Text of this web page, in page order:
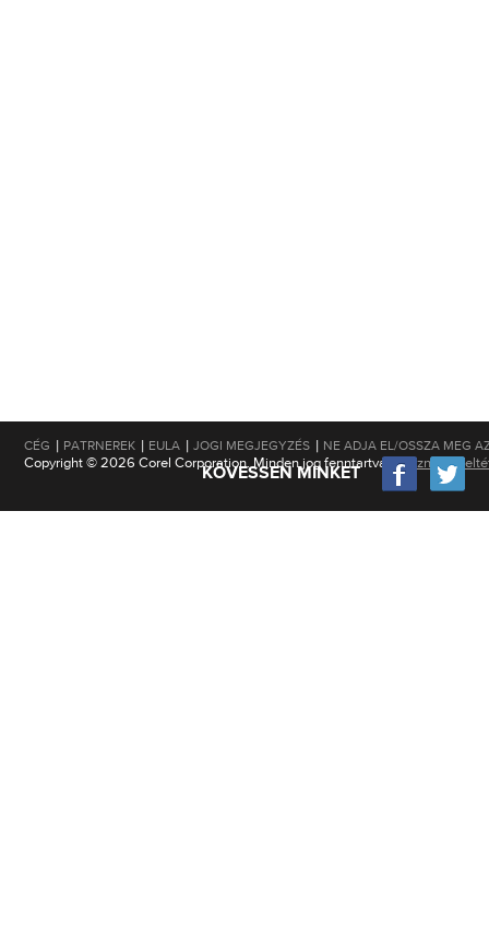
CÉG | PATRNEREK | EULA | JOGI MEGJEGYZÉS | NE ADJA EL/OSSZA MEG
Copyright © 2026 Corel Corporation. Minden jog fenntartva. Használati
KÖVESSEN MINKET